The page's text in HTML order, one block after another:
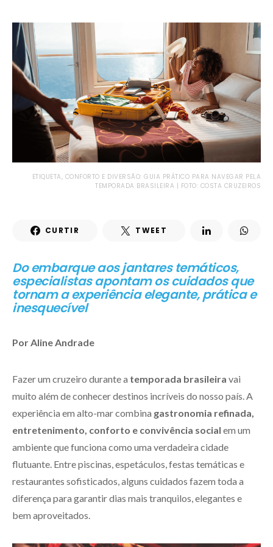
ETIQUETA, CONFORTO E DIVERSÃO: GUIA PRÁTICO PARA NAVEGAR PELA
TEMPORADA BRASILEIRA | FOTO: COSTA CRUZEIROS
CURTIR TWEET
Do embarque aos jantares temáticos,
especialistas apontam os cuidados que
tornam a experiência elegante, prática e
inesquecível
Por Aline Andrade
Fazer um cruzeiro durante a temporada brasileira vai
muito além de conhecer destinos incríveis do nosso país. A
experiência em alto-mar combina gastronomia refinada,
entretenimento, conforto e convivência social em um
ambiente que funciona como uma verdadeira cidade
flutuante. Entre piscinas, espetáculos, festas temáticas e
restaurantes sofisticados, alguns cuidados fazem toda a
diferença para garantir dias mais tranquilos, elegantes e
bem aproveitados.